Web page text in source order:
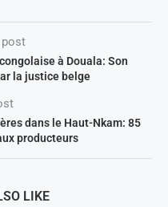
à Douala: Son
la justice belge
dans le Haut-Nkam: 85
producteurs
LIKE